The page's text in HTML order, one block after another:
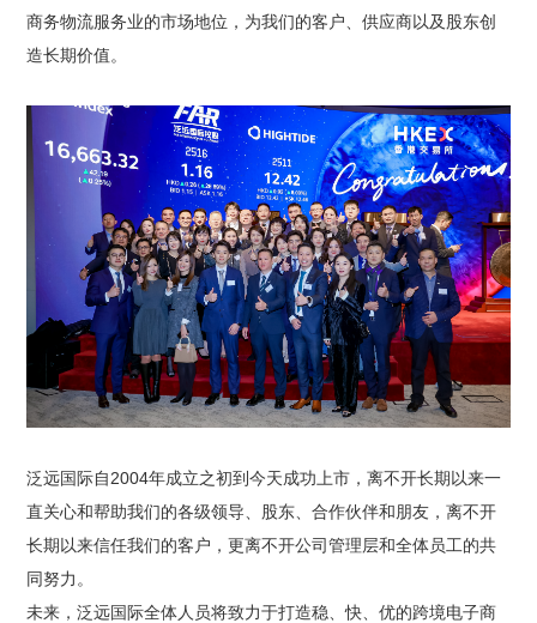
商务物流服务业的市场地位，为我们的客户、供应商以及股东创
造长期价值。
泛远国际自2004年成立之初到今天成功上市，离不开长期以来一
直关心和帮助我们的各级领导、股东、合作伙伴和朋友，离不开
长期以来信任我们的客户，更离不开公司管理层和全体员工的共
同努力。
未来，泛远国际全体人员将致力于打造稳、快、优的跨境电子商